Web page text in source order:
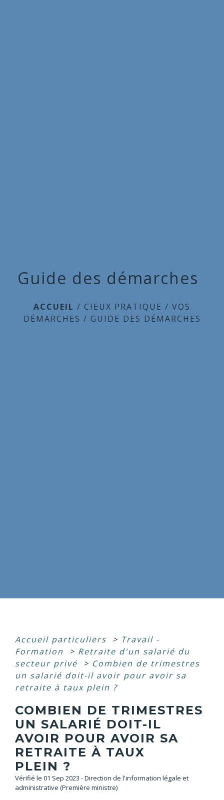
Guide des démarches
ACCUEIL / CIEUX PRATIQUE / VOS
DÉMARCHES / GUIDE DES DÉMARCHES
Accueil particuliers > Travail -
Formation
> Retraite d'un salarié du
secteur privé
> Combien de trimestres
un salarié doit-il avoir pour avoir sa
retraite à taux plein ?
COMBIEN DE TRIMESTRES
UN SALARIÉ DOIT-IL
AVOIR POUR AVOIR SA
RETRAITE À TAUX
PLEIN ?
Vérifié le 01 Sep 2023 - Direction de l'information légale et
administrative (Première ministre)